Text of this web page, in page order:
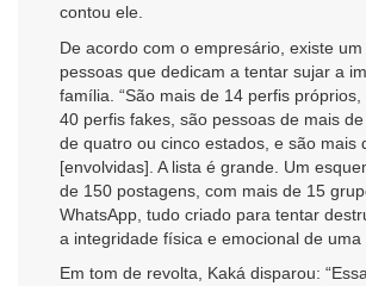
contou ele.
De acordo com o empresário, existe
pessoas que dedicam a tentar sujar a
família. “São mais de 14 perfis
40 perfis fakes, são pessoas de mais de
de quatro ou cinco estados, e são mais
[envolvidas]. A lista é grande. Um
de 150 postagens, com mais de 15
WhatsApp, tudo criado para tentar
a integridade física e emocional de uma
Em tom de revolta, Kaká disparou: